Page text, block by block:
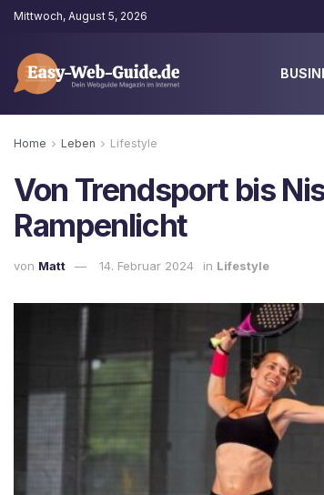
Mittwoch, August 5, 2026
Home Leben Lifestyle
Von Trendsport bis
Rampenlicht
von Matt 14. Februar 2024 in Lifestyle